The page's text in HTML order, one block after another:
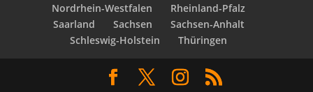
Nordrhein-Westfalen
Rheinland-Pfalz
Saarland
Sachsen
Sachsen-Anhalt
Schleswig-Holstein
Thüringen